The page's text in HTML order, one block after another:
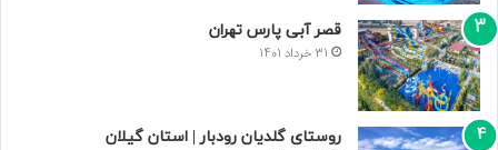
قصر آبی پارس تهران
31 خرداد 1401
روستای گلدیان رودبار | استان گیلان